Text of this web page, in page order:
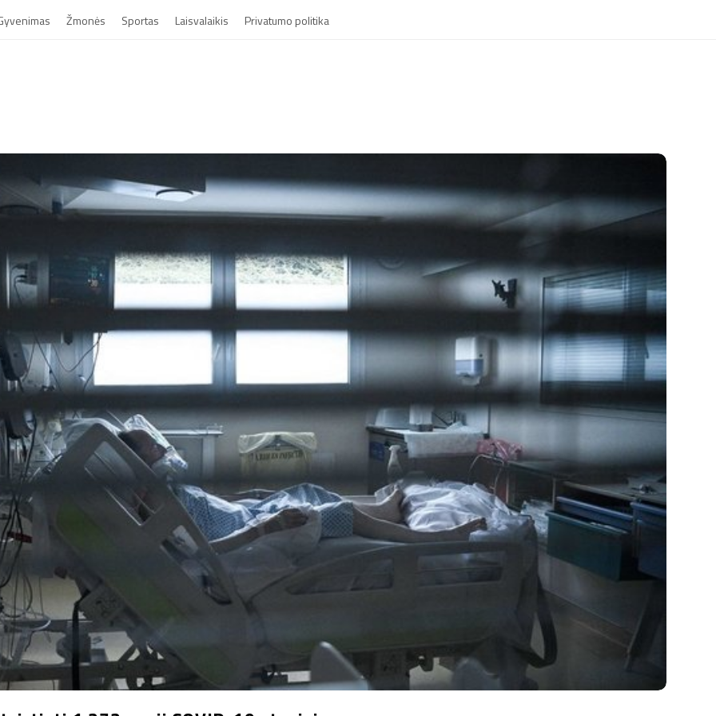
Žmonės Sportas Laisvalaikis Privatumo politika